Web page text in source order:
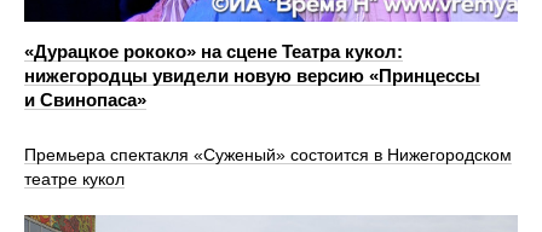
«Дурацкое рококо» на сцене Театра кукол:
нижегородцы увидели новую версию «Принцессы
и Свинопаса»
Премьера спектакля «Суженый» состоится в Нижегородском
театре кукол